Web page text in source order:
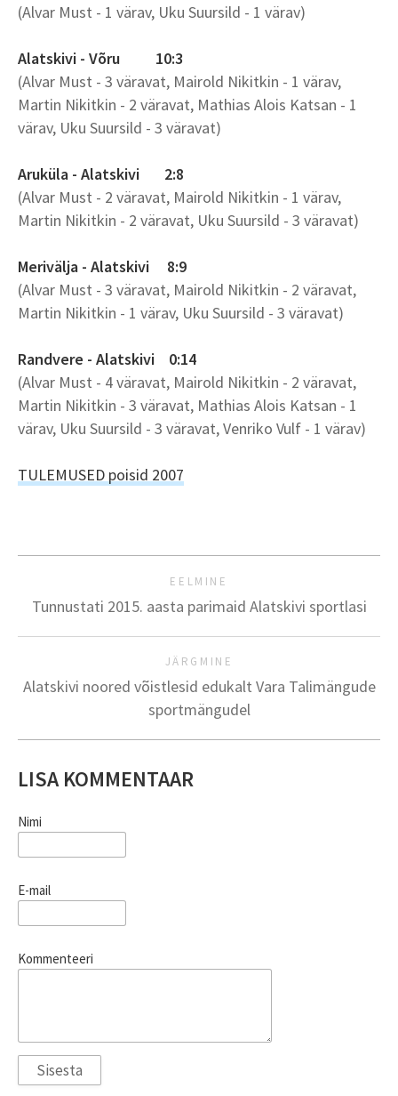
(Alvar Must - 1 värav, Uku Suursild - 1 värav)
Alatskivi - Võru 10:3
(Alvar Must - 3 väravat, Mairold Nikitkin - 1 värav,
Martin Nikitkin - 2 väravat, Mathias Alois Katsan - 1
värav, Uku Suursild - 3 väravat)
Aruküla - Alatskivi 2:8
(Alvar Must - 2 väravat, Mairold Nikitkin - 1 värav,
Martin Nikitkin - 2 väravat, Uku Suursild - 3 väravat)
Merivälja - Alatskivi 8:9
(Alvar Must - 3 väravat, Mairold Nikitkin - 2 väravat,
Martin Nikitkin - 1 värav, Uku Suursild - 3 väravat)
Randvere - Alatskivi 0:14
(Alvar Must - 4 väravat, Mairold Nikitkin - 2 väravat,
Martin Nikitkin - 3 väravat, Mathias Alois Katsan - 1
värav, Uku Suursild - 3 väravat, Venriko Vulf - 1 värav)
TULEMUSED poisid 2007
EELMINE
Tunnustati 2015. aasta parimaid Alatskivi sportlasi
JÄRGMINE
Alatskivi noored võistlesid edukalt Vara Talimängude
sportmängudel
LISA KOMMENTAAR
Nimi
E-mail
Kommenteeri